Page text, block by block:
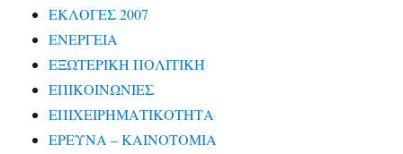
ΕΚΛΟΓΕΣ 2007
ΕΝΕΡΓΕΙΑ
ΕΞΩΤΕΡΙΚΗ ΠΟΛΙΤΙΚΗ
ΕΠΙΚΟΙΝΩΝΙΕΣ
ΕΠΙΧΕΙΡΗΜΑΤΙΚΟΤΗΤΑ
ΕΡΕΥΝΑ – ΚΑΙΝΟΤΟΜΙΑ